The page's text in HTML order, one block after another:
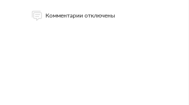
Комментарии отключены